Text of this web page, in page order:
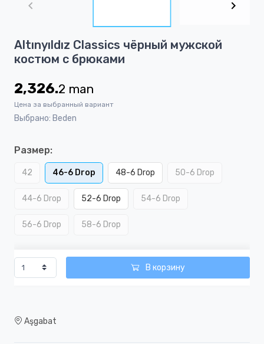
1
of
Altınyıldız Classics чёрный мужской
костюм с брюками
2,326.2 man
Цена за выбранный вариант
Выбрано: Beden
Размер:
42 46-6 Drop 48-6 Drop 50-6 Drop
44-6 Drop 52-6 Drop 54-6 Drop
56-6 Drop 58-6 Drop
В корзину
Aşgabat